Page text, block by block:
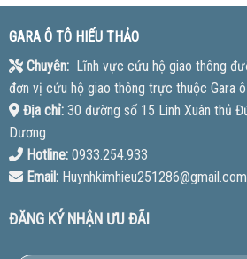
GARA Ô TÔ HIẾU THẢO
Chuyên:Lĩnh vực cứu hộ giao thông
đơn vị cứu hộ giao thông trực thuộc Gara
Địa chỉ:30 đường số 15 Linh Xuân thủ
Dương
Hotline:0933.254.933
Email:Huynhkimhieu251286@gmail.com
ĐĂNG KÝ NHẬN ƯU ĐÃI